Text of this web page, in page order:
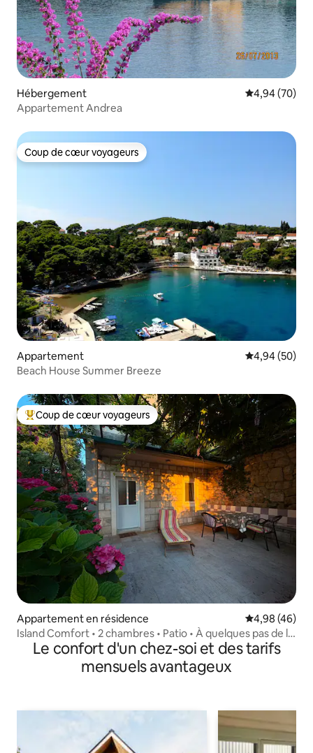
Hébergement Évaluation
4,94 (70)
Appartement Andrea
Coup de cœur voyageurs
Coup de cœur voyageurs
Appartement Évaluation
4,94 (50)
Beach House Summer Breeze
Coups de cœur voyageurs les plus appréciés
Coup de cœur voyageurs
Appartement en résidence Évaluation
4,98 (46)
Island Comfort • 2 chambres • Patio • À quelques pas de la
plageLe confort d'un chez-soi et des tarifs
mensuels avantageux